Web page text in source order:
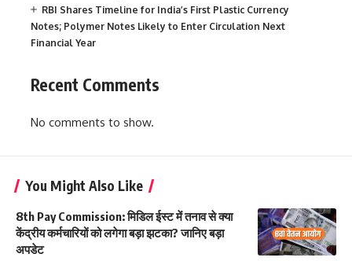
RBI Shares Timeline for India’s First Plastic Currency
Notes; Polymer Notes Likely to Enter Circulation Next
Financial Year
Recent Comments
No comments to show.
You Might Also Like
8th Pay Commission: मिडिल ईस्ट में तनाव से क्या
केंद्रीय कर्मचारियों को लगेगा बड़ा झटका? जानिए बड़ा
अपडेट